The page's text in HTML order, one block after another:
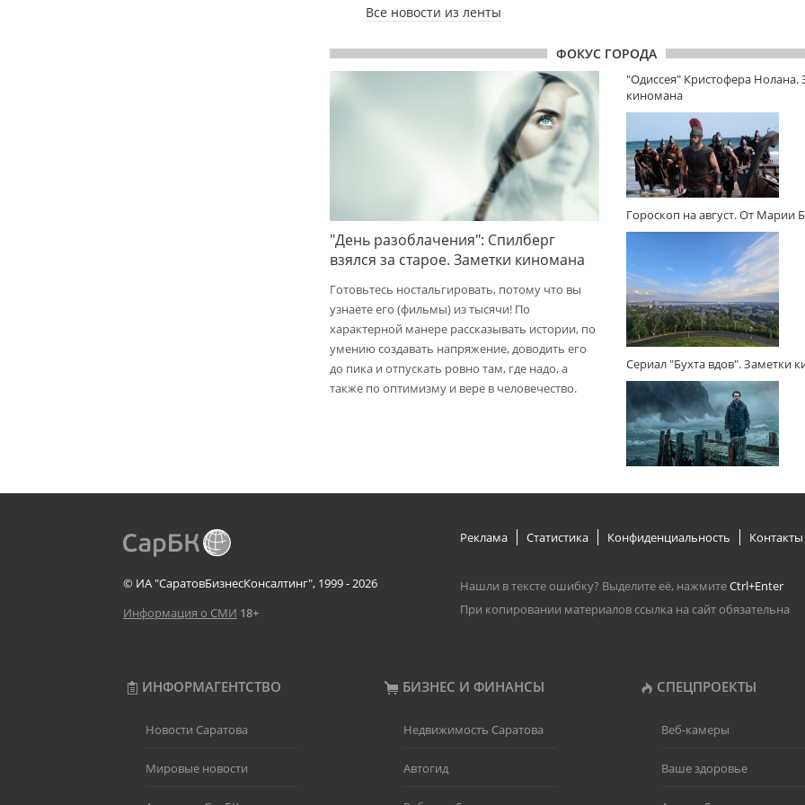
Все новости из ленты
ФОКУС ГОРОДА
"День разоблачения": Спилберг
взялся за старое. Заметки киномана
Готовьтесь ностальгировать, потому что вы
узнаете его (фильмы) из тысячи! По
характерной манере рассказывать истории, по
умению создавать напряжение, доводить его
до пика и отпускать ровно там, где надо, а
также по оптимизму и вере в человечество.
"Одиссея" Кристофера Нолана.
киномана
Гороскоп на август. От Марии
Сериал "Бухта вдов". Заметки
© ИА "СаратовБизнесКонсалтинг", 1999 - 2026
Информация о СМИ 18+
Реклама Статистика Конфиденциальность Контакты
Нашли в тексте ошибку? Выделите её, нажмитеCtrl+Enter
При копировании материалов ссылка на сайт обязательна
ИНФОРМАГЕНТСТВО БИЗНЕС И ФИНАНСЫ СПЕЦПРОЕКТЫ
Новости Саратова
Мировые новости
Недвижимость Саратова
Автогид
Веб-камеры
Ваше здоровье